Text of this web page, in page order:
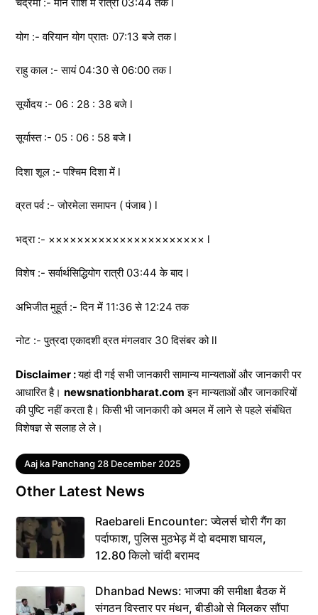
योग :- वरियान योग प्रातः 07:13 बजे तक l
राहु काल :- सायं 04:30 से 06:00 तक l
सूर्योदय :- 06 : 28 : 38 बजे l
सूर्यास्त :- 05 : 06 : 58 बजे l
दिशा शूल :- पश्चिम दिशा में l
व्रत पर्व :- जोरमेला समापन ( पंजाब ) l
भद्रा :- ×××××××××××××××××××××× l
विशेष :- सर्वार्थसिद्धियोग रात्री 03:44 के बाद l
अभिजीत मुहूर्त :- दिन में 11:36 से 12:24 तक
नोट :- पुत्रदा एकादशी व्रत मंगलवार 30 दिसंबर को ll
Disclaimer :यहां दी गई सभी जानकारी सामान्य मान्यताओं और जानकारी पर
आधारित है। newsnationbharat.com इन मान्यताओं और जानकारियों
की पुष्टि नहीं करता है। किसी भी जानकारी को अमल में लाने से पहले संबंधित
विशेषज्ञ से सलाह ले ले।
Tags
Aaj ka Panchang 28 December 2025
Other Latest News
Raebareli Encounter: ज्वेलर्स चोरी गैंग का
पर्दाफाश, पुलिस मुठभेड़ में दो बदमाश घायल,
12.80 किलो चांदी बरामद
Dhanbad News: भाजपा की समीक्षा बैठक में
संगठन विस्तार पर मंथन, बीडीओ से मिलकर सौंपा